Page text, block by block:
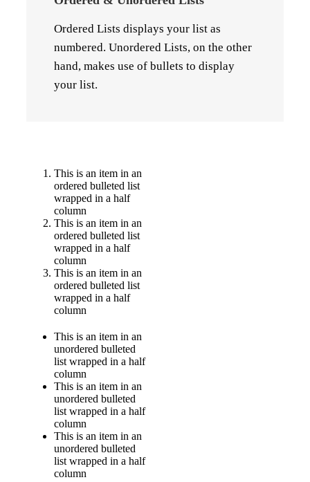
Ordered Lists displays your list as
numbered. Unordered Lists, on the other
hand, makes use of bullets to display
your list.
This is an item in an
ordered bulleted list
wrapped in a half
column
This is an item in an
ordered bulleted list
wrapped in a half
column
This is an item in an
ordered bulleted list
wrapped in a half
column
This is an item in an
unordered bulleted
list wrapped in a half
column
This is an item in an
unordered bulleted
list wrapped in a half
column
This is an item in an
unordered bulleted
list wrapped in a half
column